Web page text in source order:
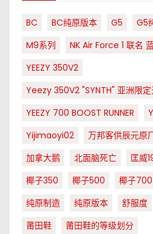
BC BC纯原版本 G5 G5
M9系列
NK Air Force 1 联名
YEEZY 350V2
Yeezy 350V2 "SYNTH" 亚洲限
YEEZY 700 BOOST RUNNER
Yijimaoyi02
万邦客供辰元原
加拿大鹅
北面脑死亡 匡威
椰子350
椰子500 椰子700
纯原制造
纯原版本 舒服度
莆田鞋
莆田鞋的等级划分